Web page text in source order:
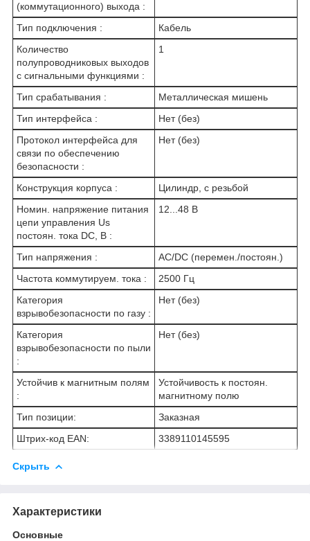
(коммутационного) выхода :
Тип подключения :
Кабель
Количество
полупроводниковых выходов
с сигнальными функциями :
1
Тип срабатывания :
Металлическая мишень
Тип интерфейса :
Нет (без)
Протокол интерфейса для
связи по обеспечению
безопасности :
Нет (без)
Конструкция корпуса :
Цилиндр, с резьбой
Номин. напряжение питания
цепи управления Us
постоян. тока DC, В :
12...48 В
Тип напряжения :
AC/DC (перемен./постоян.)
Частота коммутируем. тока :
2500 Гц
Категория
взрывобезопасности по газу :
Нет (без)
Категория
взрывобезопасности по пыли
:
Нет (без)
Устойчив к магнитным полям
:
Устойчивость к постоян.
магнитному полю
Тип позиции:
Заказная
Штрих-код EAN:
3389110145595
Скрыть
Характеристики
Основные